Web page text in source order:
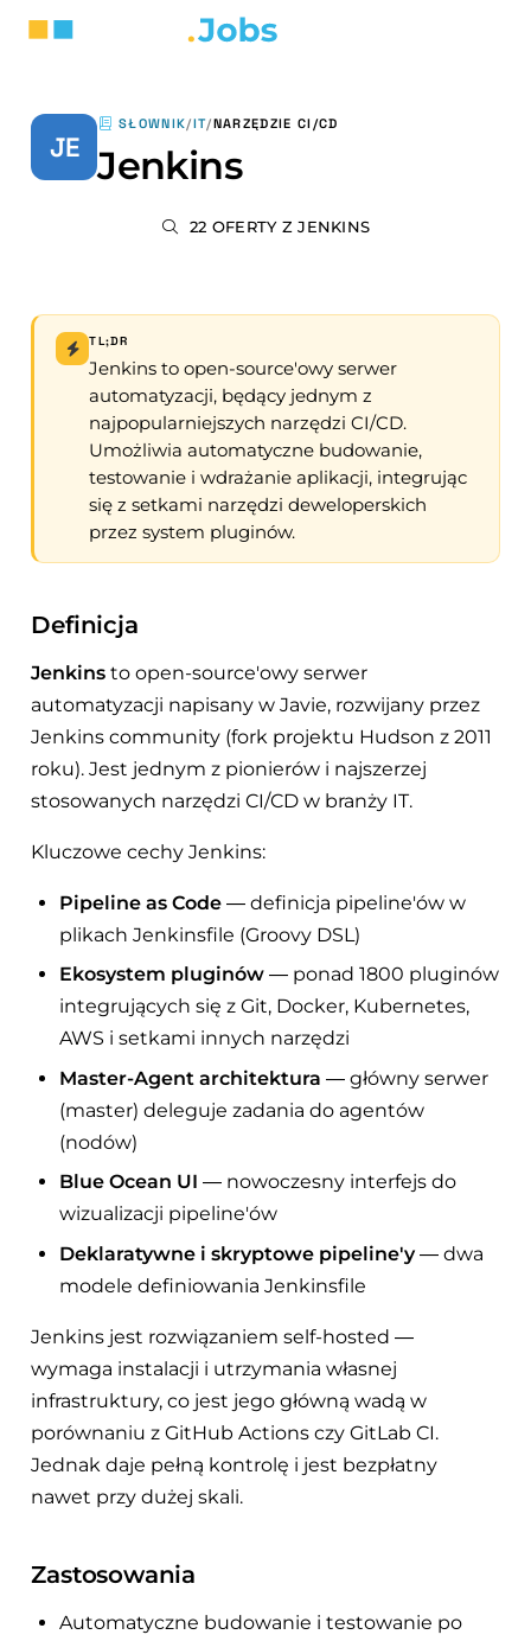
JE
SŁOWNIK/IT/NARZĘDZIE CI/CD
Jenkins
22 OFERTY Z JENKINS
TL;DR
Jenkins to open-source'owy serwer
automatyzacji, będący jednym z
najpopularniejszych narzędzi CI/CD.
Umożliwia automatyczne budowanie,
testowanie i wdrażanie aplikacji, integrując
się z setkami narzędzi deweloperskich
przez system pluginów.
Definicja
Jenkins to open-source'owy serwer
automatyzacji napisany w Javie, rozwijany przez
Jenkins community (fork projektu Hudson z 2011
roku). Jest jednym z pionierów i najszerzej
stosowanych narzędzi CI/CD w branży IT.
Kluczowe cechy Jenkins:
Pipeline as Code — definicja pipeline'ów w
plikach Jenkinsfile (Groovy DSL)
Ekosystem pluginów — ponad 1800 pluginów
integrujących się z Git, Docker, Kubernetes,
AWS i setkami innych narzędzi
Master-Agent architektura — główny serwer
(master) deleguje zadania do agentów
(nodów)
Blue Ocean UI — nowoczesny interfejs do
wizualizacji pipeline'ów
Deklaratywne i skryptowe pipeline'y— dwa
modele definiowania Jenkinsfile
Jenkins jest rozwiązaniem self-hosted —
wymaga instalacji i utrzymania własnej
infrastruktury, co jest jego główną wadą w
porównaniu z GitHub Actions czy GitLab CI.
Jednak daje pełną kontrolę i jest bezpłatny
nawet przy dużej skali.
Zastosowania
Automatyczne budowanie i testowanie po